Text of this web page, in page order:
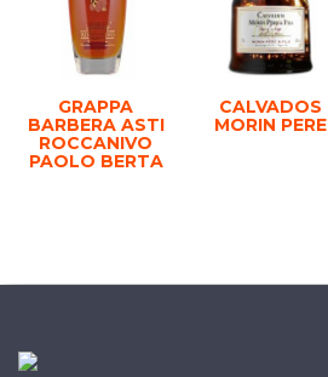
GRAPPA
BARBERA ASTI
ROCCANIVO
PAOLO BERTA
CALVADOS
MORIN PERE